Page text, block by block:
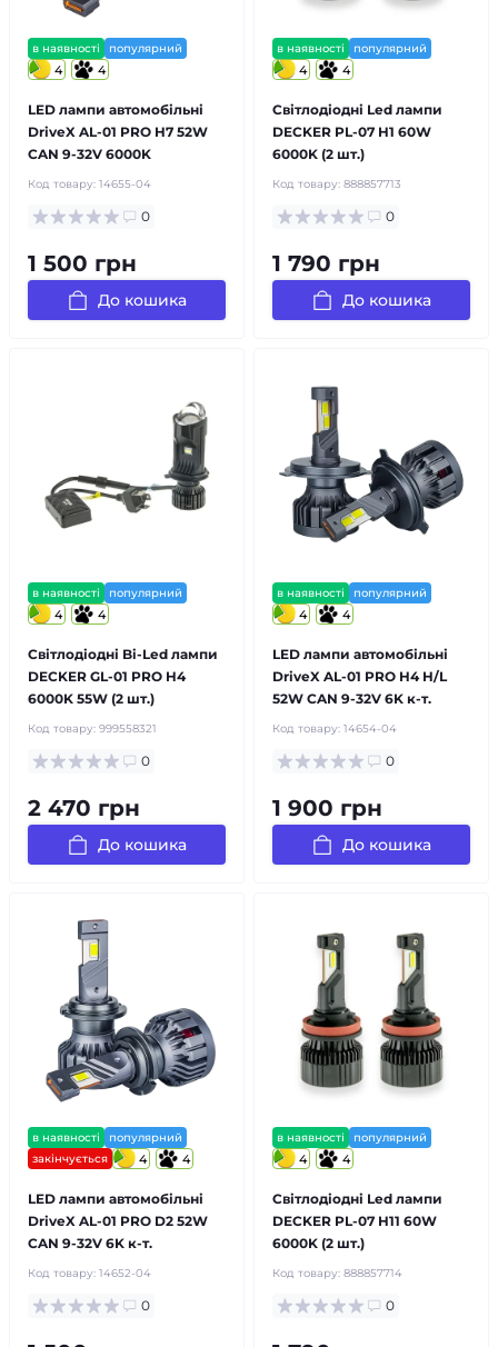
в наявності популярний
4 4
LED лампи автомобільні
DriveX AL-01 PRO H7 52W
CAN 9-32V 6000K
Код товару: 14655-04
0
1 500 грн
До кошика
в наявності популярний
4 4
Світлодіодні Led лампи
DECKER PL-07 H1 60W
6000K (2 шт.)
Код товару: 888857713
0
1 790 грн
До кошика
в наявності популярний
4 4
Світлодіодні Bi-Led лампи
DECKER GL-01 PRO H4
6000K 55W (2 шт.)
Код товару: 999558321
0
2 470 грн
До кошика
в наявності популярний
4 4
LED лампи автомобільні
DriveX AL-01 PRO H4 H/L
52W CAN 9-32V 6K к-т.
Код товару: 14654-04
0
1 900 грн
До кошика
в наявності
популярний
закінчується
4 4
LED лампи автомобільні
DriveX AL-01 PRO D2 52W
CAN 9-32V 6K к-т.
Код товару: 14652-04
0
в наявності популярний
4 4
Світлодіодні Led лампи
DECKER PL-07 H11 60W
6000K (2 шт.)
Код товару: 888857714
0